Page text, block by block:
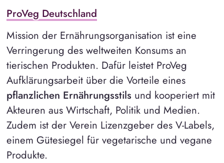
ProVeg Deutschland
Mission der Ernährungsorganisation ist eine
Verringerung des weltweiten Konsums an
tierischen Produkten. Dafür leistet ProVeg
Aufklärungsarbeit über die Vorteile eines
pflanzlichen Ernährungsstils und kooperiert mit
Akteuren aus Wirtschaft, Politik und Medien.
Zudem ist der Verein Lizenzgeber des V-Labels,
einem Gütesiegel für vegetarische und vegane
Produkte.